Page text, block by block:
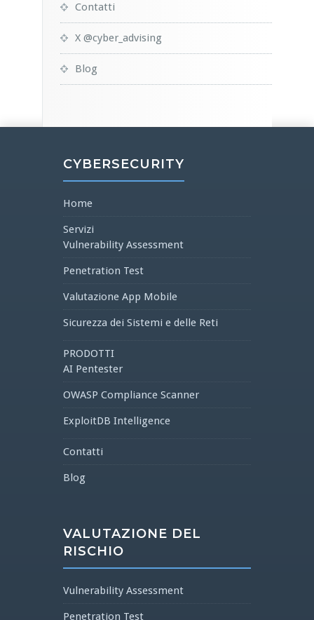
Contatti
X @cyber_advising
Blog
CYBERSECURITY
Home
Servizi
Vulnerability Assessment
Penetration Test
Valutazione App Mobile
Sicurezza dei Sistemi e delle Reti
PRODOTTI
AI Pentester
OWASP Compliance Scanner
ExploitDB Intelligence
Contatti
Blog
VALUTAZIONE DEL
RISCHIO
Vulnerability Assessment
Penetration Test